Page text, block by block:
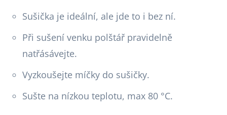
Sušička je ideální, ale jde to i bez ní.
Při sušení venku polštář pravidelně
natřásávejte.
Vyzkoušejte míčky do sušičky.
Sušte na nízkou teplotu, max 80 °C.